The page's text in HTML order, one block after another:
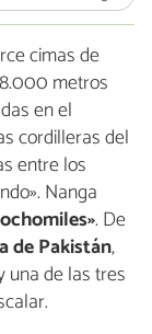
cimas de
metros
en el
cordilleras del
entre los
Nanga
. De
de Pakistán,
una de las tres